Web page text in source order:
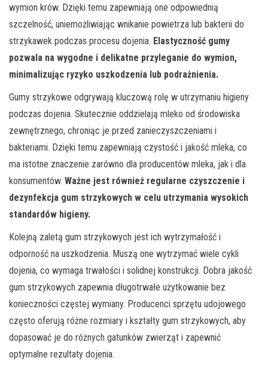
wymion krów. Dzięki temu zapewniają one odpowiednią
szczelność, uniemożliwiając wnikanie powietrza lub bakterii do
strzykawek podczas procesu dojenia. Elastyczność gumy
pozwala na wygodne i delikatne przyleganie do wymion,
minimalizując ryzyko uszkodzenia lub podrażnienia.
Gumy strzykowe odgrywają kluczową rolę w utrzymaniu higieny
podczas dojenia. Skutecznie oddzielają mleko od środowiska
zewnętrznego, chroniąc je przed zanieczyszczeniami i
bakteriami. Dzięki temu zapewniają czystość i jakość mleka, co
ma istotne znaczenie zarówno dla producentów mleka, jak i dla
konsumentów. Ważne jest również regularne czyszczenie i
dezynfekcja gum strzykowych w celu utrzymania wysokich
standardów higieny.
Kolejną zaletą gum strzykowych jest ich wytrzymałość i
odporność na uszkodzenia. Muszą one wytrzymać wiele cykli
dojenia, co wymaga trwałości i solidnej konstrukcji. Dobra jakość
gum strzykowych zapewnia długotrwałe użytkowanie bez
konieczności częstej wymiany. Producenci sprzętu udojowego
często oferują różne rozmiary i kształty gum strzykowych, aby
dopasować je do różnych gatunków zwierząt i zapewnić
optymalne rezultaty dojenia.